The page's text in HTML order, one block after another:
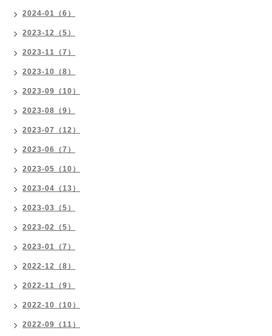
2024-01（6）
2023-12（5）
2023-11（7）
2023-10（8）
2023-09（10）
2023-08（9）
2023-07（12）
2023-06（7）
2023-05（10）
2023-04（13）
2023-03（5）
2023-02（5）
2023-01（7）
2022-12（8）
2022-11（9）
2022-10（10）
2022-09（11）